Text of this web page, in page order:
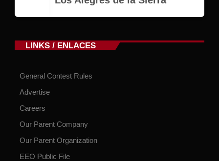
LINKS / ENLACES
General Contest Rules
Advertise
Careers
Our Parent Company
Our Parent Organization
EEO Public File